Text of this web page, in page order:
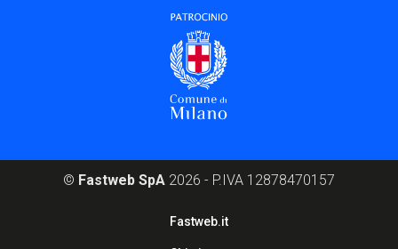
© Fastweb SpA 2026 - P.IVA 12878470157
Fastweb.it